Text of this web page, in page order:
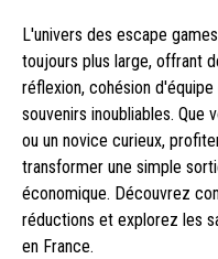
L'univers des escape
toujours plus large, offrant
réflexion, cohésion
souvenirs inoubliables. Que
ou un novice curieux,
transformer une simple
économique. Découvrez
réductions et explorez les
en France.